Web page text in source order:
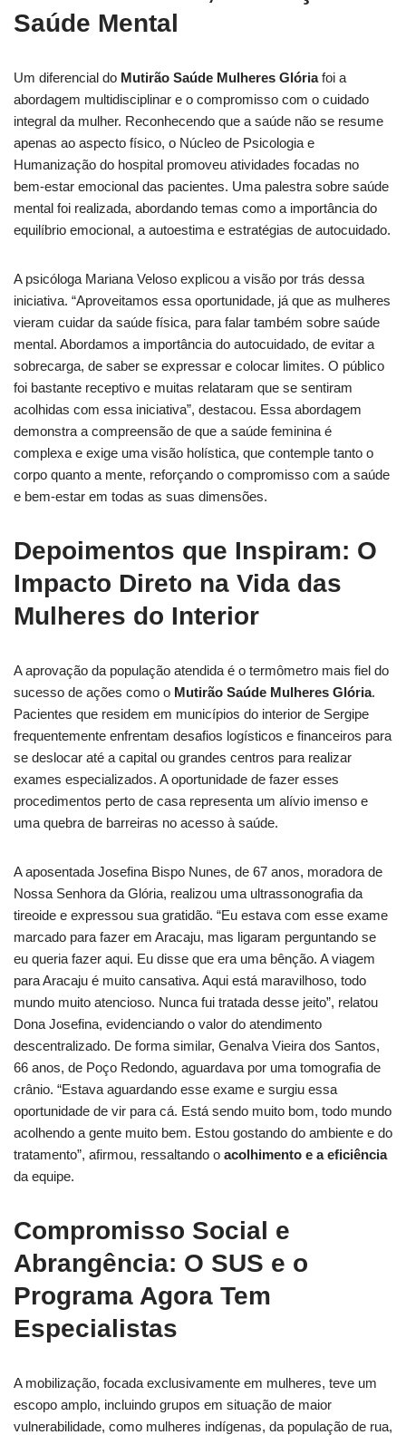
Saúde Mental
Um diferencial do Mutirão Saúde Mulheres Glóriafoi a
abordagem multidisciplinar e o compromisso com o cuidado
integral da mulher. Reconhecendo que a saúde não se resume
apenas ao aspecto físico, o Núcleo de Psicologia e
Humanização do hospital promoveu atividades focadas no
bem-estar emocional das pacientes. Uma palestra sobre saúde
mental foi realizada, abordando temas como a importância do
equilíbrio emocional, a autoestima e estratégias de autocuidado.
A psicóloga Mariana Veloso explicou a visão por trás dessa
iniciativa. “Aproveitamos essa oportunidade, já que as mulheres
vieram cuidar da saúde física, para falar também sobre saúde
mental. Abordamos a importância do autocuidado, de evitar a
sobrecarga, de saber se expressar e colocar limites. O público
foi bastante receptivo e muitas relataram que se sentiram
acolhidas com essa iniciativa”, destacou. Essa abordagem
demonstra a compreensão de que a saúde feminina é
complexa e exige uma visão holística, que contemple tanto o
corpo quanto a mente, reforçando o compromisso com a saúde
e bem-estar em todas as suas dimensões.
Depoimentos que Inspiram: O
Impacto Direto na Vida das
Mulheres do Interior
A aprovação da população atendida é o termômetro mais fiel do
sucesso de ações como o Mutirão Saúde Mulheres Glória.
Pacientes que residem em municípios do interior de Sergipe
frequentemente enfrentam desafios logísticos e financeiros para
se deslocar até a capital ou grandes centros para realizar
exames especializados. A oportunidade de fazer esses
procedimentos perto de casa representa um alívio imenso e
uma quebra de barreiras no acesso à saúde.
A aposentada Josefina Bispo Nunes, de 67 anos, moradora de
Nossa Senhora da Glória, realizou uma ultrassonografia da
tireoide e expressou sua gratidão. “Eu estava com esse exame
marcado para fazer em Aracaju, mas ligaram perguntando se
eu queria fazer aqui. Eu disse que era uma bênção. A viagem
para Aracaju é muito cansativa. Aqui está maravilhoso, todo
mundo muito atencioso. Nunca fui tratada desse jeito”, relatou
Dona Josefina, evidenciando o valor do atendimento
descentralizado. De forma similar, Genalva Vieira dos Santos,
66 anos, de Poço Redondo, aguardava por uma tomografia de
crânio. “Estava aguardando esse exame e surgiu essa
oportunidade de vir para cá. Está sendo muito bom, todo mundo
acolhendo a gente muito bem. Estou gostando do ambiente e do
tratamento”, afirmou, ressaltando o acolhimento e a eficiência
da equipe.
Compromisso Social e
Abrangência: O SUS e o
Programa Agora Tem
Especialistas
A mobilização, focada exclusivamente em mulheres, teve um
escopo amplo, incluindo grupos em situação de maior
vulnerabilidade, como mulheres indígenas, da população de rua,